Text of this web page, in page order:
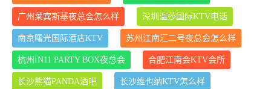
广州莱宾斯基夜总会怎么样 深圳温莎国际KTV电话
南京曙光国际酒店KTV 苏州江南汇二号夜总会怎么样
杭州IN11 PARTY BOX夜总会 合肥江南会KTV会所
长沙熊猫PANDA酒吧 长沙维也纳KTV怎么样